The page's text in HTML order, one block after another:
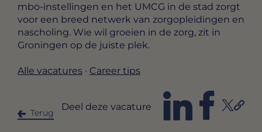
mbo-instellingen en het UMCG in de stad zorgt
voor een breed netwerk van zorgopleidingen en
nascholing. Wie wil groeien in de zorg, zit in
Groningen op de juiste plek.
Alle vacatures · Career tips
Terug
Deel deze vacature